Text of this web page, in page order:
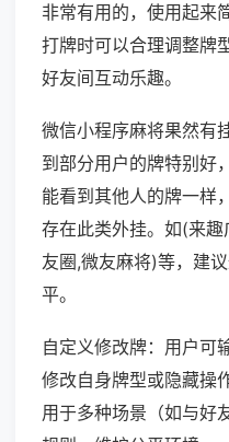
非常有用的，使用起来
打牌时可以合理调整牌
好友间互动乐趣。
微信小程序麻将果然有
到部分用户的牌特别好
能看到其他人的牌一样
存在此类外挂。如(来
友圈,微友麻将)等，建
平。
自定义修改牌：用户可
修改自身牌型或隐藏操
用于多种场景（如与好